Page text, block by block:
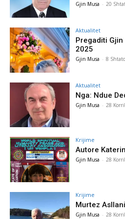
Gjin Musa - 20
Aktualitet
Pregaditi
2025
Gjin Musa - 8
Aktualitet
Nga: Ndue
Gjin Musa - 28
Krijime
Autore
Gjin Musa - 28
Krijime
Murtez Asllani
Gjin Musa - 28